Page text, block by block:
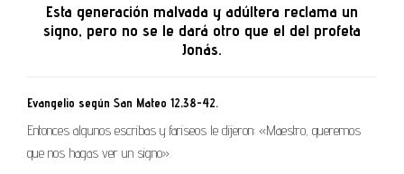
Esta generación malvada y adúltera reclama un
signo, pero no se le dará otro que el del profeta
Jonás.
Evangelio según San Mateo 12,38-42.
Entonces algunos escribas y fariseos le dijeron: «Maestro, queremos
que nos hagas ver un signo».